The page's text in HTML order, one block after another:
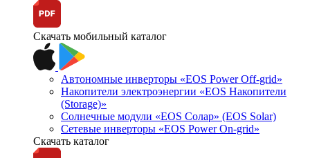
Скачать мобильный каталог
Автономные инверторы «EOS Power Off-grid»
Накопители электроэнергии «EOS Накопители
(Storage)»
Солнечные модули «EOS Солар» (EOS Solar)
Сетевые инверторы «EOS Power On-grid»
Скачать каталог